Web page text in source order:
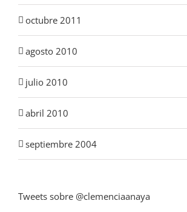
octubre 2011
agosto 2010
julio 2010
abril 2010
septiembre 2004
Tweets sobre @clemenciaanaya